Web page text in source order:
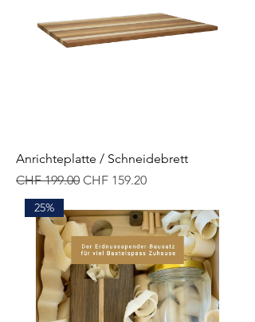
Anrichteplatte / Schneidebrett
Standardpreis
CHF 199.00 Sale-Preis
CHF 159.20
25%